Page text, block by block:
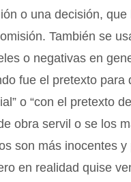
o una decisión,
También se
o negativas en
fue el pretexto
o “con el pretexto
obra servil o se los
son más inocentes
en realidad quise